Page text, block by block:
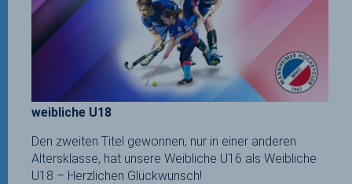
weibliche U18
Den zweiten Titel gewonnen, nur in einer anderen
Altersklasse, hat unsere Weibliche U16 als Weibliche
U18 – Herzlichen Glückwunsch!